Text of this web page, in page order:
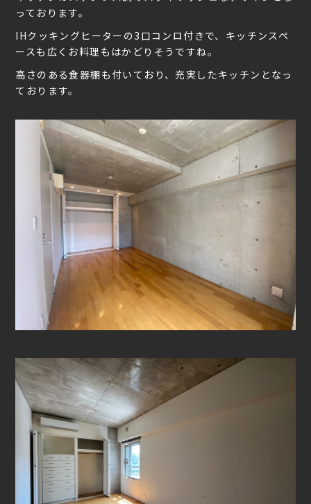
っております。
IHクッキングヒーターの3口コンロ付きで、キッチンスペ
ースも広くお料理もはかどりそうですね。
高さのある食器棚も付いており、充実したキッチンとなっ
ております。